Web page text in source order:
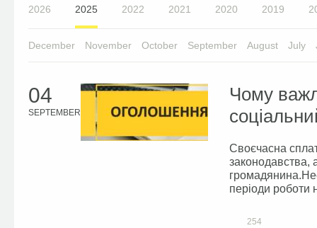
2026 2025 2022 2021 2020 2019
December November October September August July
04
SEPTEMBER
Чому
Своєчасна
законодавства,
періоди роботи
254